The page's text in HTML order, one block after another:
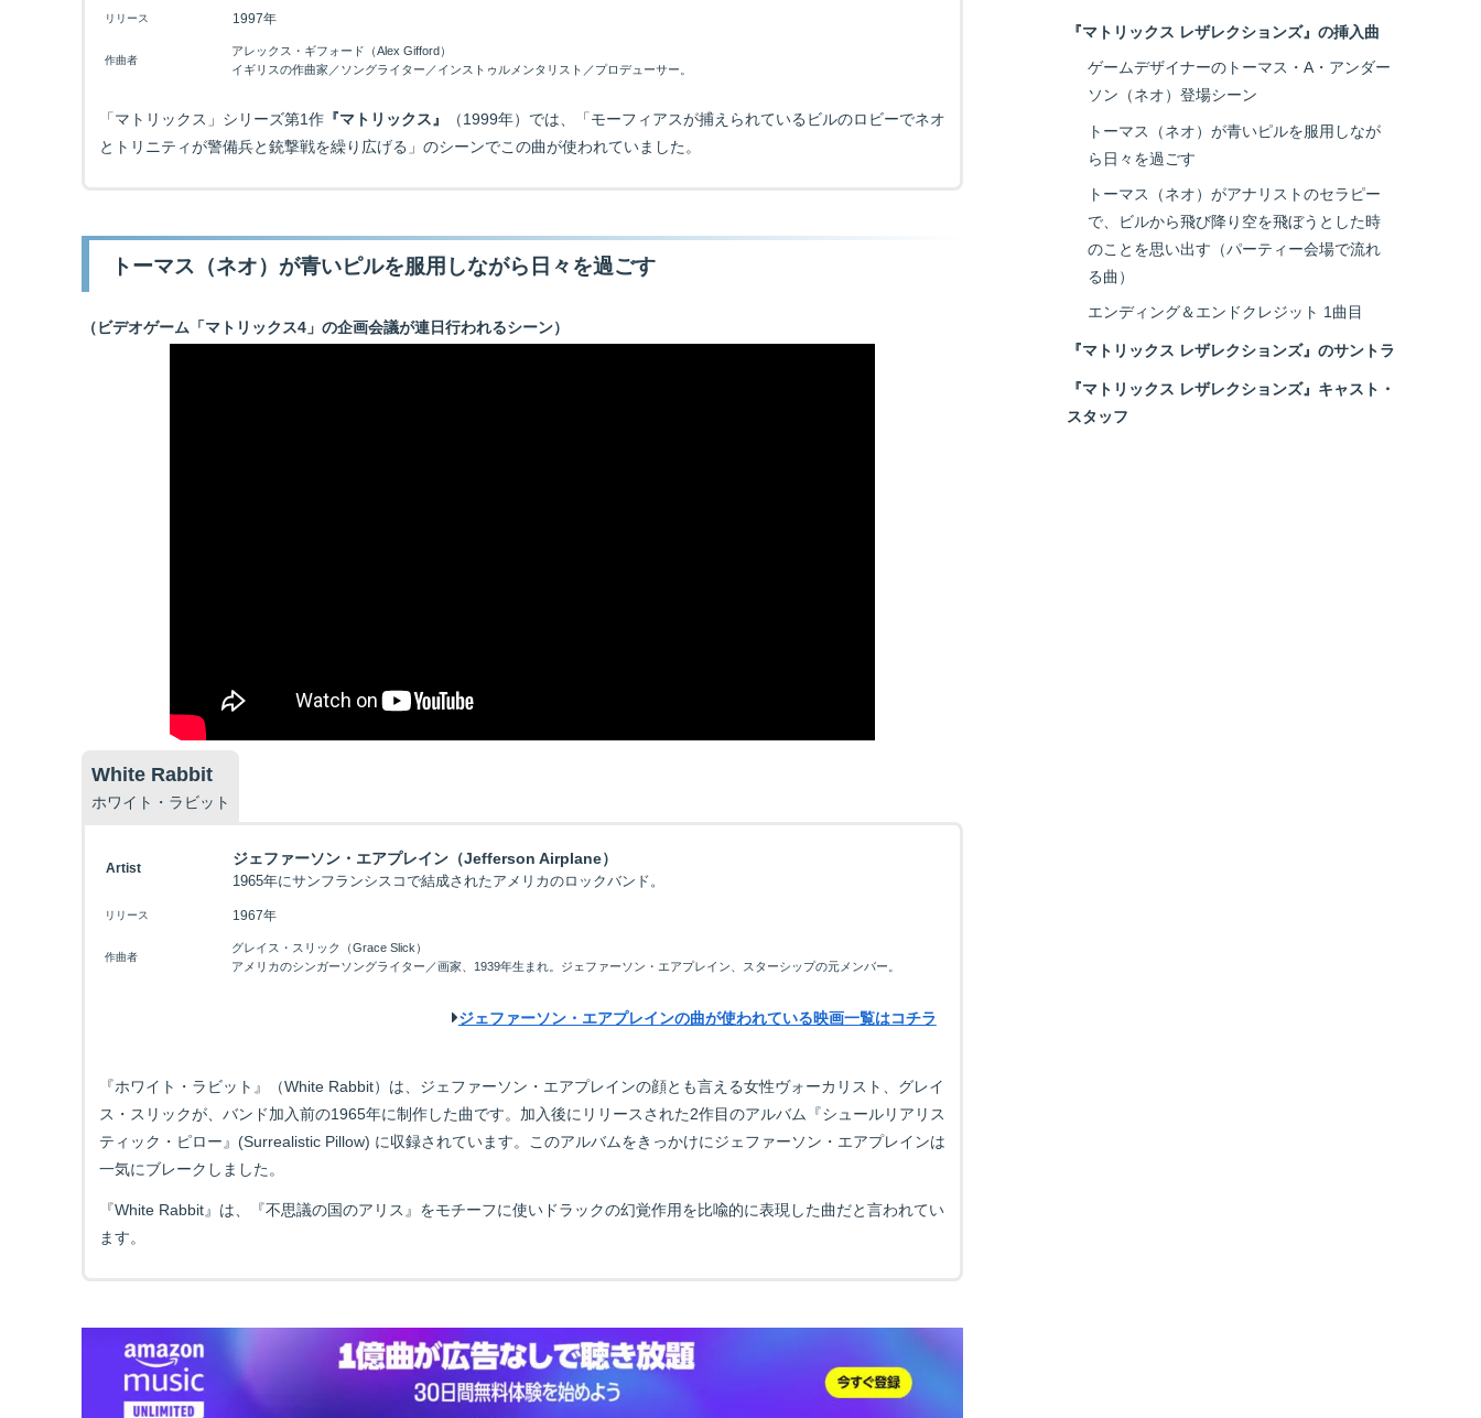
リリース 1997年
作曲者
アレックス・ギフォード（Alex Gifford）
イギリスの作曲家／ソングライター／インストゥルメンタリスト／プロデューサー。
「マトリックス」シリーズ第1作『マトリックス』
（1999年）では、「モーフィアスが捕えられているビルのロビーでネオ
とトリニティが警備兵と銃撃戦を繰り広げる」のシーンでこの曲が使われていました。
トーマス（ネオ）が青いピルを服用しながら日々を過ごす
（ビデオゲーム「マトリックス4」の企画会議が連日行われるシーン）
White Rabbit
ホワイト・ラビット
Artist
ジェファーソン・エアプレイン（Jefferson Airplane）
1965年にサンフランシスコで結成されたアメリカのロックバンド。
リリース 1967年
作曲者
グレイス・スリック（Grace Slick）
アメリカのシンガーソングライター／画家、1939年生まれ。ジェファーソン・エアプレイン、スターシップの元メンバー。
ジェファーソン・エアプレインの曲が使われている映画一覧はコチラ
『ホワイト・ラビット』（White Rabbit）は、ジェファーソン・エアプレインの顔とも言える女性ヴォーカリスト、グレイ
ス・スリックが、バンド加入前の1965年に制作した曲です。加入後にリリースされた2作目のアルバム『シュールリアリス
ティック・ピロー』(Surrealistic Pillow) に収録されています。このアルバムをきっかけにジェファーソン・エアプレインは
一気にブレークしました。
『White Rabbit』は、『不思議の国のアリス』をモチーフに使いドラックの幻覚作用を比喩的に表現した曲だと言われてい
ます。
『マトリックス レザレクションズ』の挿入曲
ゲームデザイナーのトーマス・A・アンダー
ソン（ネオ）登場シーン
トーマス（ネオ）が青いピルを服用しなが
ら日々を過ごす
トーマス（ネオ）がアナリストのセラピー
で、ビルから飛び降り空を飛ぼうとした時
のことを思い出す（パーティー会場で流れ
る曲）
エンディング＆エンドクレジット 1曲目
『マトリックス レザレクションズ』のサントラ
『マトリックス レザレクションズ』キャスト・
スタッフ